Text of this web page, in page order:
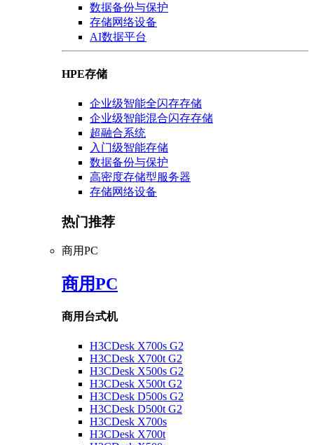
数据备份与保护
存储网络设备
AI数据平台
HPE存储
企业级智能全闪存存储
企业级智能混合闪存存储
超融合系统
入门级智能存储
数据备份与保护
高密度存储型服务器
存储网络设备
热门推荐
商用PC
商用PC
商用台式机
H3CDesk X700s G2
H3CDesk X700t G2
H3CDesk X500s G2
H3CDesk X500t G2
H3CDesk D500s G2
H3CDesk D500t G2
H3CDesk X700s
H3CDesk X700t